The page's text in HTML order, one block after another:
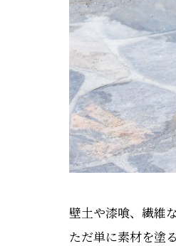
壁土や漆喰、繊維
ただ単に素材を塗